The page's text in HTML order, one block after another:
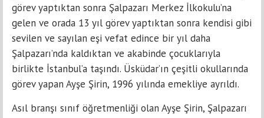
görev yaptıktan sonra Şalpazarı Merkez İlkokulu’na
gelen ve orada 13 yıl görev yaptıktan sonra kendisi gibi
sevilen ve sayılan eşi vefat edince bir yıl daha
Şalpazarı’nda kaldıktan ve akabinde çocuklarıyla
birlikte İstanbul’a taşındı. Üsküdar’ın çeşitli okullarında
görev yapan Ayşe Şirin, 1996 yılında emekliye ayrıldı.
Asıl branşı sınıf öğretmenliği olan Ayşe Şirin, Şalpazarı